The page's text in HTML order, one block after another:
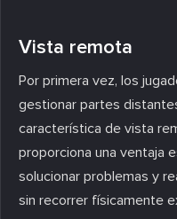
Vista remota
Por primera vez, los
gestionar partes
característica de vista
proporciona una ventaja
solucionar problemas y
sin recorrer físicamente